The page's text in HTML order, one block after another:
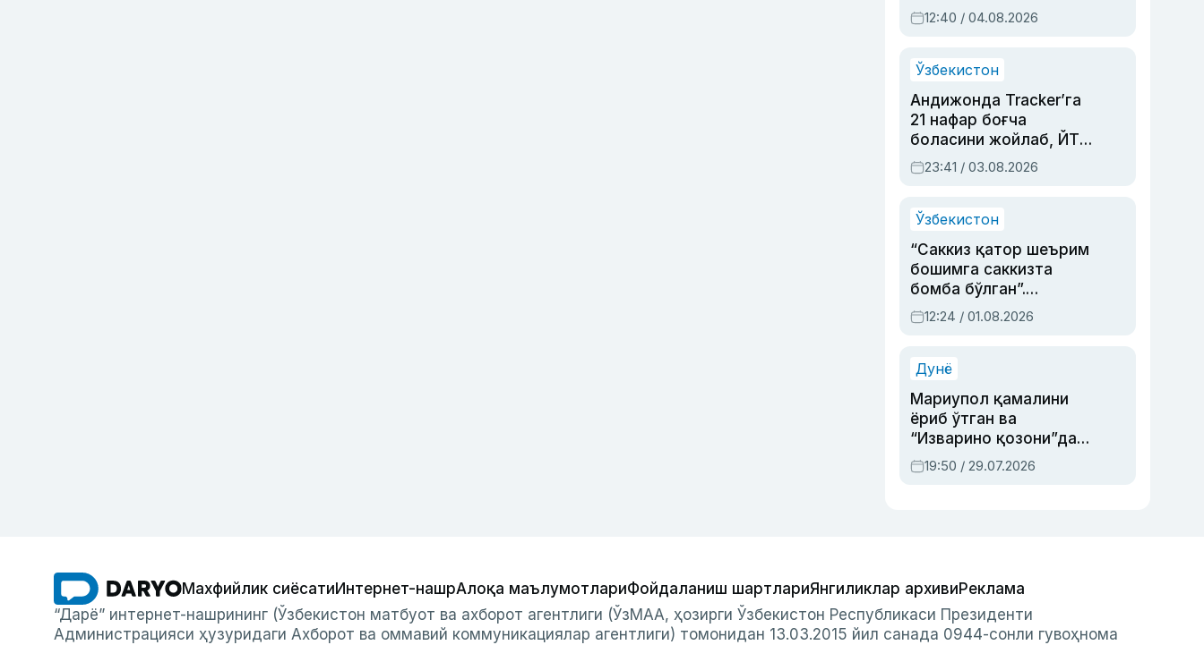
интеллектни бошқара
олмай қолишидан
12:40 / 04.08.2026
Ўзбекистон
Андижонда Tracker’га
21 нафар боғча
боласини жойлаб, ЙТҲ
содир этган аёлга суд
ҳукми ўқилди
23:41 / 03.08.2026
Ўзбекистон
“Саккиз қатор шеърим
бошимга саккизта
бомба бўлган”.
Абдулла Ориповни
сиёсий айбловлардан
12:24 / 01.08.2026
Дунё
Мариупол қамалини
ёриб ўтган ва
“Изварино қозони”дан
чиққан қаҳрамон —
Украина армияси бош
19:50 / 29.07.2026
Махфийлик сиёсатиИнтернет-нашрАлоқа маълумотлариФойдаланиш шартлариЯнгиликлар архивиРеклама
“Дарё” интернет-нашрининг (Ўзбекистон матбуот ва ахборот агентлиги (ЎзМАА, ҳозирги Ўзбекистон Республикаси Президенти
Администрацияси ҳузуридаги Ахборот ва оммавий коммуникациялар агентлиги) томонидан 13.03.2015 йил санада 0944-сонли гувоҳнома